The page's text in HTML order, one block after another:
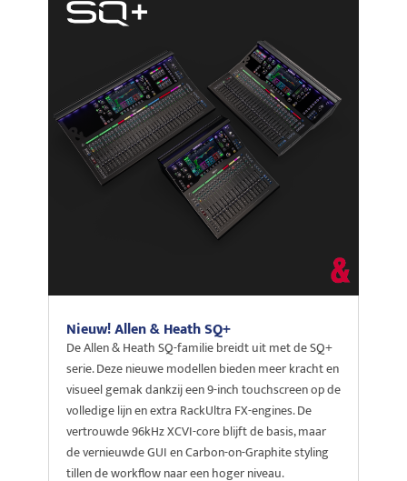
Nieuw! Allen & Heath SQ+
De Allen & Heath SQ-familie breidt uit met de SQ+
serie. Deze nieuwe modellen bieden meer kracht en
visueel gemak dankzij een 9-inch touchscreen op de
volledige lijn en extra RackUltra FX-engines. De
vertrouwde 96kHz XCVI-core blijft de basis, maar
de vernieuwde GUI en Carbon-on-Graphite styling
tillen de workflow naar een hoger niveau.